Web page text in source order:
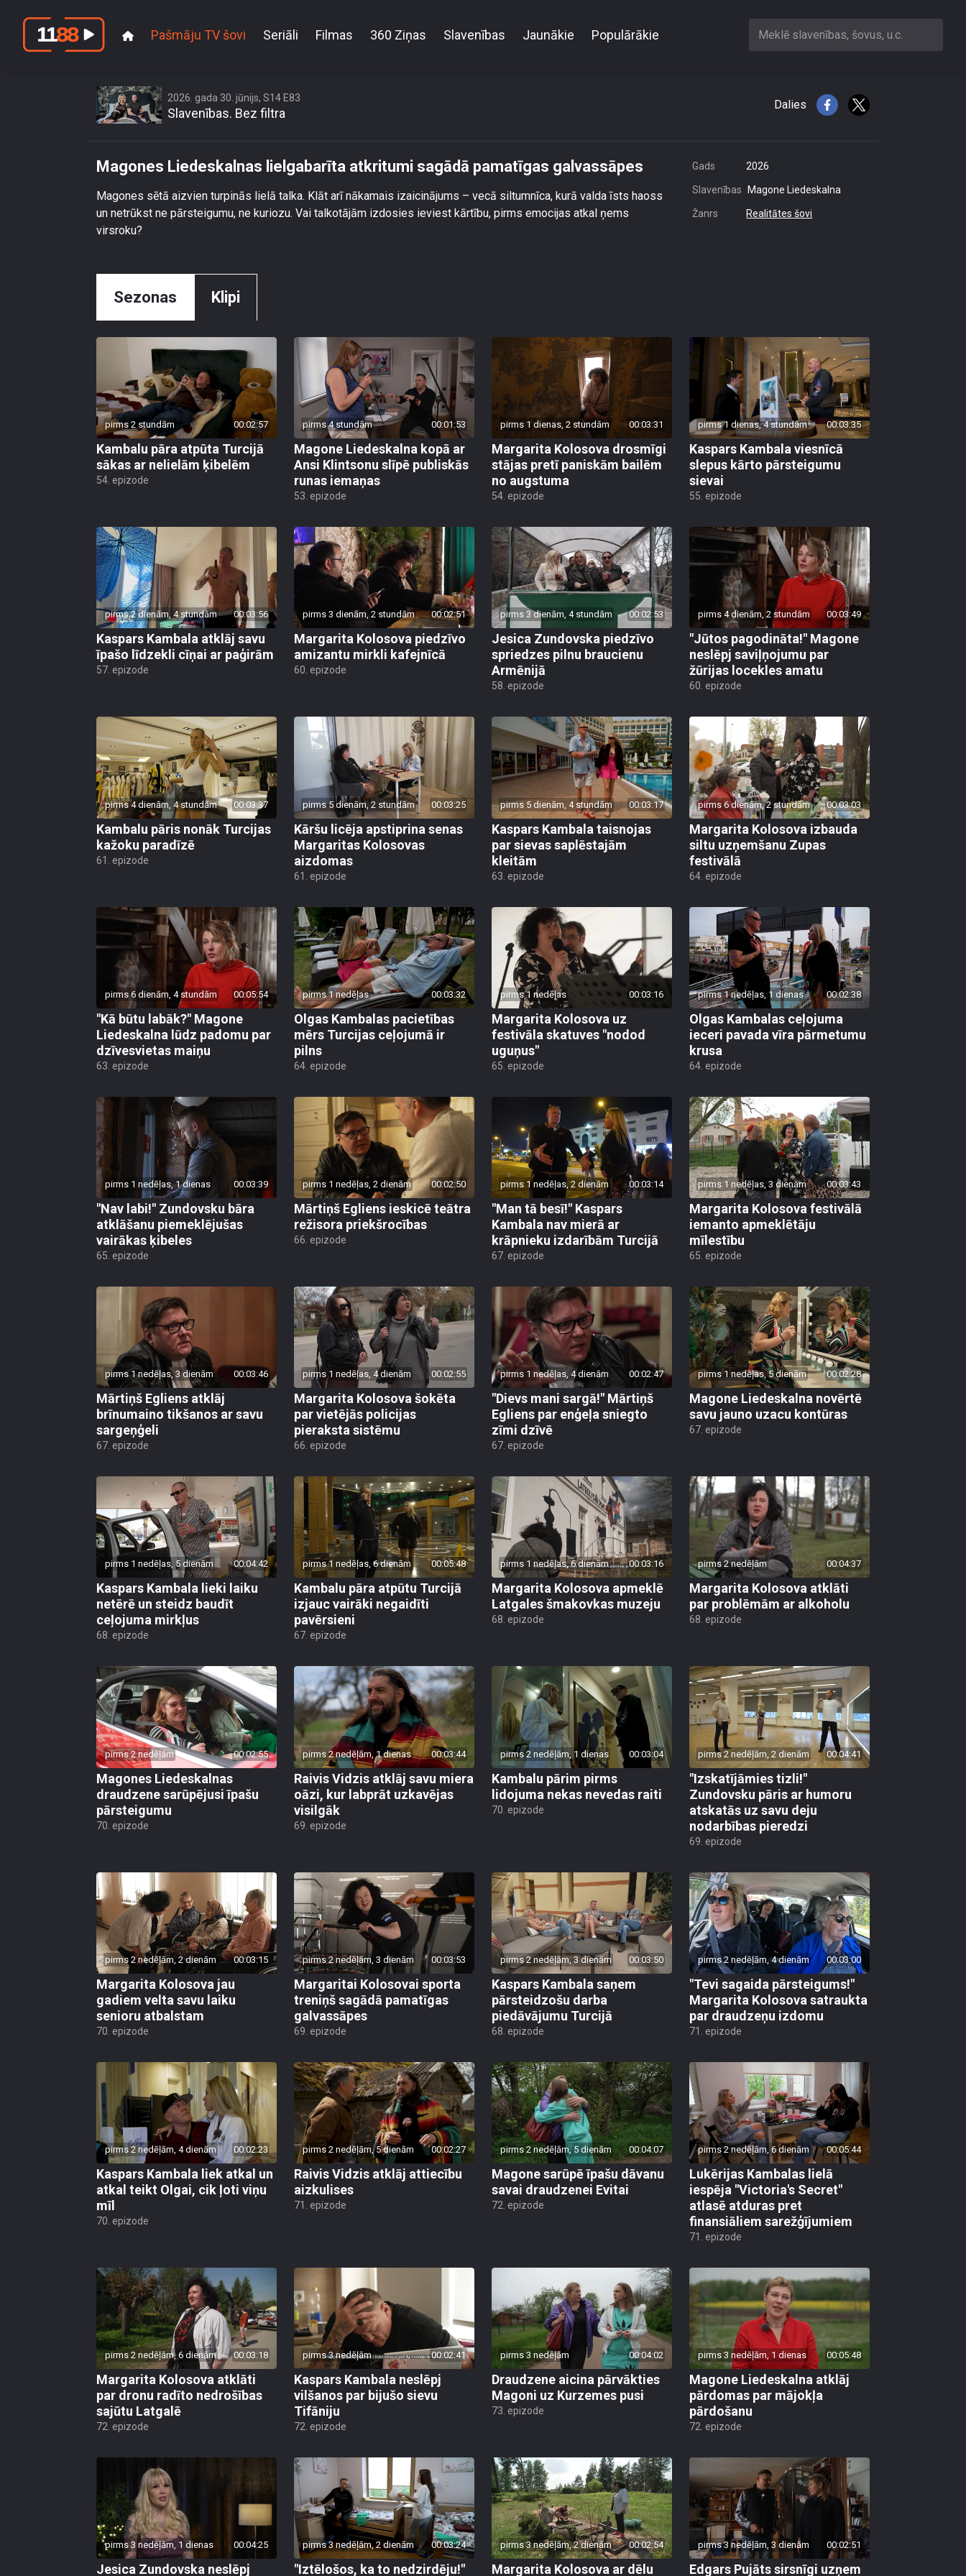
Pašmāju TV šovi Seriāli Filmas 360 Ziņas Slavenības Jaunākie Populārākie Meklē slavenības, šovus, u.c.
2026. gada 30. jūnijs, S14 E83
Slavenības. Bez filtra
Dalies
Magones Liedeskalnas lielgabarīta atkritumi sagādā pamatīgas galvassāpes
Magones sētā aizvien turpinās lielā talka. Klāt arī nākamais izaicinājums – vecā siltumnīca, kurā valda īsts haoss
un netrūkst ne pārsteigumu, ne kuriozu. Vai talkotājām izdosies ieviest kārtību, pirms emocijas atkal ņems
virsroku?
Gads 2026
Slavenības Magone Liedeskalna
Žanrs Realitātes šovi
Sezonas Klipi
pirms 2 stundām 00:02:57
Kambalu pāra atpūta Turcijā
sākas ar nelielām ķibelēm
54. epizode
pirms 4 stundām 00:01:53
Magone Liedeskalna kopā ar
Ansi Klintsonu slīpē publiskās
runas iemaņas
53. epizode
pirms 1 dienas, 2 stundām 00:03:31
Margarita Kolosova drosmīgi
stājas pretī paniskām bailēm
no augstuma
54. epizode
pirms 1 dienas, 4 stundām 00:03:35
Kaspars Kambala viesnīcā
slepus kārto pārsteigumu
sievai
55. epizode
pirms 2 dienām, 4 stundām 00:03:56
Kaspars Kambala atklāj savu
īpašo līdzekli cīņai ar paģirām
57. epizode
pirms 3 dienām, 2 stundām 00:02:51
Margarita Kolosova piedzīvo
amizantu mirkli kafejnīcā
60. epizode
pirms 3 dienām, 4 stundām 00:02:53
Jesica Zundovska piedzīvo
spriedzes pilnu braucienu
Armēnijā
58. epizode
pirms 4 dienām, 2 stundām 00:03:49
"Jūtos pagodināta!" Magone
neslēpj saviļņojumu par
žūrijas locekles amatu
60. epizode
pirms 4 dienām, 4 stundām 00:03:37
Kambalu pāris nonāk Turcijas
kažoku paradīzē
61. epizode
pirms 5 dienām, 2 stundām 00:03:25
Kāršu licēja apstiprina senas
Margaritas Kolosovas
aizdomas
61. epizode
pirms 5 dienām, 4 stundām 00:03:17
Kaspars Kambala taisnojas
par sievas saplēstajām
kleitām
63. epizode
pirms 6 dienām, 2 stundām 00:03:03
Margarita Kolosova izbauda
siltu uzņemšanu Zupas
festivālā
64. epizode
pirms 6 dienām, 4 stundām 00:05:54
"Kā būtu labāk?" Magone
Liedeskalna lūdz padomu par
dzīvesvietas maiņu
63. epizode
pirms 1 nedēļas 00:03:32
Olgas Kambalas pacietības
mērs Turcijas ceļojumā ir
pilns
64. epizode
pirms 1 nedēļas 00:03:16
Margarita Kolosova uz
festivāla skatuves "nodod
uguņus"
65. epizode
pirms 1 nedēļas, 1 dienas 00:02:38
Olgas Kambalas ceļojuma
ieceri pavada vīra pārmetumu
krusa
64. epizode
pirms 1 nedēļas, 1 dienas 00:03:39
"Nav labi!" Zundovsku bāra
atklāšanu piemeklējušas
vairākas ķibeles
65. epizode
pirms 1 nedēļas, 2 dienām 00:02:50
Mārtiņš Egliens ieskicē teātra
režisora priekšrocības
66. epizode
pirms 1 nedēļas, 2 dienām 00:03:14
"Man tā besī!" Kaspars
Kambala nav mierā ar
krāpnieku izdarībām Turcijā
67. epizode
pirms 1 nedēļas, 3 dienām 00:03:43
Margarita Kolosova festivālā
iemanto apmeklētāju
mīlestību
65. epizode
pirms 1 nedēļas, 3 dienām 00:03:46
Mārtiņš Egliens atklāj
brīnumaino tikšanos ar savu
sargeņģeli
67. epizode
pirms 1 nedēļas, 4 dienām 00:02:55
Margarita Kolosova šokēta
par vietējās policijas
pieraksta sistēmu
66. epizode
pirms 1 nedēļas, 4 dienām 00:02:47
"Dievs mani sargā!" Mārtiņš
Egliens par enģeļa sniegto
zīmi dzīvē
67. epizode
pirms 1 nedēļas, 5 dienām 00:02:28
Magone Liedeskalna novērtē
savu jauno uzacu kontūras
67. epizode
pirms 1 nedēļas, 5 dienām 00:04:42
Kaspars Kambala lieki laiku
netērē un steidz baudīt
ceļojuma mirkļus
68. epizode
pirms 1 nedēļas, 6 dienām 00:05:48
Kambalu pāra atpūtu Turcijā
izjauc vairāki negaidīti
pavērsieni
67. epizode
pirms 1 nedēļas, 6 dienām 00:03:16
Margarita Kolosova apmeklē
Latgales šmakovkas muzeju
68. epizode
pirms 2 nedēļām 00:04:37
Margarita Kolosova atklāti
par problēmām ar alkoholu
68. epizode
pirms 2 nedēļām 00:02:55
Magones Liedeskalnas
draudzene sarūpējusi īpašu
pārsteigumu
70. epizode
pirms 2 nedēļām, 1 dienas 00:03:44
Raivis Vidzis atklāj savu miera
oāzi, kur labprāt uzkavējas
visilgāk
69. epizode
pirms 2 nedēļām, 1 dienas 00:03:04
Kambalu pārim pirms
lidojuma nekas nevedas raiti
70. epizode
pirms 2 nedēļām, 2 dienām 00:04:41
"Izskatījāmies tizli!"
Zundovsku pāris ar humoru
atskatās uz savu deju
nodarbības pieredzi
69. epizode
pirms 2 nedēļām, 2 dienām 00:03:15
Margarita Kolosova jau
gadiem velta savu laiku
senioru atbalstam
70. epizode
pirms 2 nedēļām, 3 dienām 00:03:53
Margaritai Kolosovai sporta
treniņš sagādā pamatīgas
galvassāpes
69. epizode
pirms 2 nedēļām, 3 dienām 00:03:50
Kaspars Kambala saņem
pārsteidzošu darba
piedāvājumu Turcijā
68. epizode
pirms 2 nedēļām, 4 dienām 00:03:00
"Tevi sagaida pārsteigums!"
Margarita Kolosova satraukta
par draudzeņu izdomu
71. epizode
pirms 2 nedēļām, 4 dienām 00:02:23
Kaspars Kambala liek atkal un
atkal teikt Olgai, cik ļoti viņu
mīl
70. epizode
pirms 2 nedēļām, 5 dienām 00:02:27
Raivis Vidzis atklāj attiecību
aizkulises
71. epizode
pirms 2 nedēļām, 5 dienām 00:04:07
Magone sarūpē īpašu dāvanu
savai draudzenei Evitai
72. epizode
pirms 2 nedēļām, 6 dienām 00:05:44
Lukērijas Kambalas lielā
iespēja "Victoria's Secret"
atlasē atduras pret
finansiāliem sarežģījumiem
71. epizode
pirms 2 nedēļām, 6 dienām 00:03:18
Margarita Kolosova atklāti
par dronu radīto nedrošības
sajūtu Latgalē
72. epizode
pirms 3 nedēļām 00:02:41
Kaspars Kambala neslēpj
vilšanos par bijušo sievu
Tifāniju
72. epizode
pirms 3 nedēļām 00:04:02
Draudzene aicina pārvākties
Magoni uz Kurzemes pusi
73. epizode
pirms 3 nedēļām, 1 dienas 00:05:48
Magone Liedeskalna atklāj
pārdomas par mājokļa
pārdošanu
72. epizode
pirms 3 nedēļām, 1 dienas 00:04:25
Jesica Zundovska neslēpj
pirms 3 nedēļām, 2 dienām 00:03:24
"Iztēlošos, ka to nedzirdēju!"
pirms 3 nedēļām, 2 dienām 00:02:54
Margarita Kolosova ar dēlu
pirms 3 nedēļām, 3 dienām 00:02:51
Edgars Pujāts sirsnīgi uzņem